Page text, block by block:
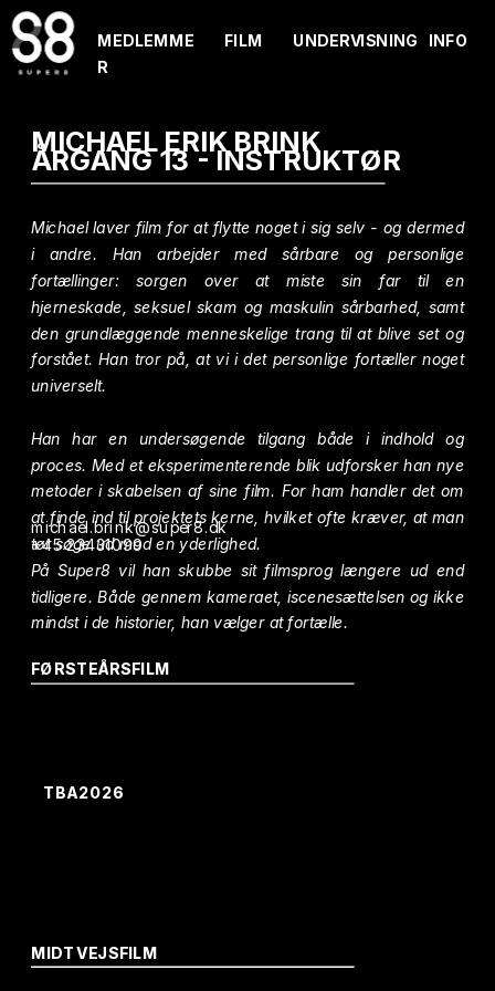
UNDERVISNING
MEDLEMME
R
TBA2026
MICHAEL ERIK BRINK
ÅRGANG 13 - INSTRUKTØR
Michael laver film for at flytte noget i sig selv - og dermed
i andre. Han arbejder med sårbare og personlige
fortællinger: sorgen over at miste sin far til en
hjerneskade, seksuel skam og maskulin sårbarhed, samt
den grundlæggende menneskelige trang til at blive set og
forstået. Han tror på, at vi i det personlige fortæller noget
universelt.
Han har en undersøgende tilgang både i indhold og
proces. Med et eksperimenterende blik udforsker han nye
metoder i skabelsen af sine film. For ham handler det om
at finde ind til projektets kerne, hvilket ofte kræver, at man
tør søge ud mod en yderlighed.
På Super8 vil han skubbe sit filmsprog længere ud end
tidligere. Både gennem kameraet, iscenesættelsen og ikke
mindst i de historier, han vælger at fortælle.
michael.brink@super8.dk
+45 23431099
FØRSTEÅRSFILM
MIDTVEJSFILM
INFO
FILM